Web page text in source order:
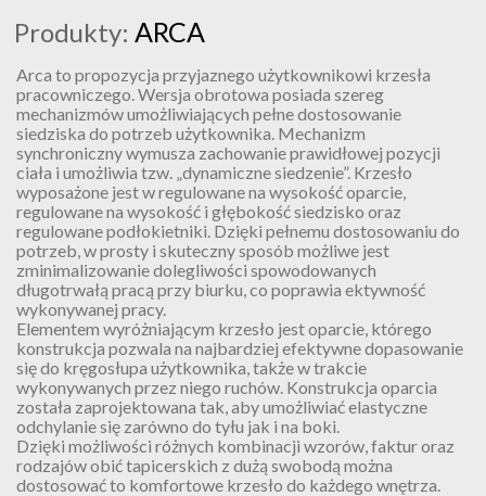
Produkty: ARCA
Arca to propozycja przyjaznego użytkownikowi krzesła
pracowniczego. Wersja obrotowa posiada szereg
mechanizmów umożliwiających pełne dostosowanie
siedziska do potrzeb użytkownika. Mechanizm
synchroniczny wymusza zachowanie prawidłowej pozycji
ciała i umożliwia tzw. „dynamiczne siedzenie”. Krzesło
wyposażone jest w regulowane na wysokość oparcie,
regulowane na wysokość i głębokość siedzisko oraz
regulowane podłokietniki. Dzięki pełnemu dostosowaniu do
potrzeb, w prosty i skuteczny sposób możliwe jest
zminimalizowanie dolegliwości spowodowanych
długotrwałą pracą przy biurku, co poprawia ektywność
wykonywanej pracy.
Elementem wyróżniającym krzesło jest oparcie, którego
konstrukcja pozwala na najbardziej efektywne dopasowanie
się do kręgosłupa użytkownika, także w trakcie
wykonywanych przez niego ruchów. Konstrukcja oparcia
została zaprojektowana tak, aby umożliwiać elastyczne
odchylanie się zarówno do tyłu jak i na boki.
Dzięki możliwości różnych kombinacji wzorów, faktur oraz
rodzajów obić tapicerskich z dużą swobodą można
dostosować to komfortowe krzesło do każdego wnętrza.